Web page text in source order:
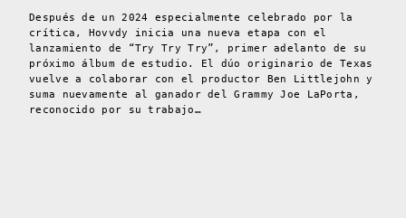
Después de un 2024 especialmente celebrado por la
crítica, Hovvdy inicia una nueva etapa con el
lanzamiento de “Try Try Try”, primer adelanto de su
próximo álbum de estudio. El dúo originario de Texas
vuelve a colaborar con el productor Ben Littlejohn y
suma nuevamente al ganador del Grammy Joe LaPorta,
reconocido por su trabajo…